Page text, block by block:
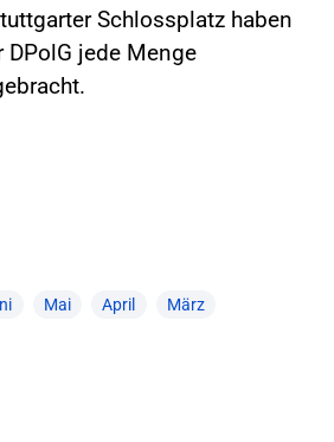
Schlossplatz haben
jede Menge
Mai April März